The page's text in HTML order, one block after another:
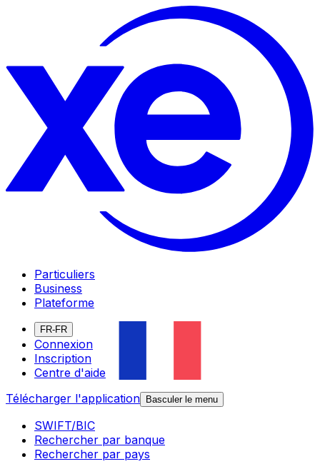
Particuliers
Business
Plateforme
FR-FR
Connexion
Inscription
Centre d'aide
Télécharger l'application
Basculer le menu
SWIFT/BIC
Rechercher par banque
Rechercher par pays